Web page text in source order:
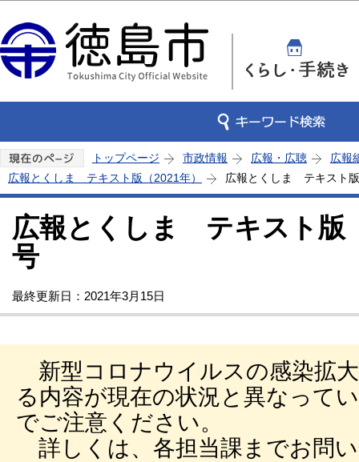
トップページ 市政情報 広報・広聴
広報
広報とくしま テキスト版（2021年）
広報とくしま テキスト
広報とくしま テキスト版
号
最終更新日：2021年3月15日
新型コロナウイルスの感染拡
る内容が現在の状況と異なって
でご注意ください。
詳しくは、各担当課までお問